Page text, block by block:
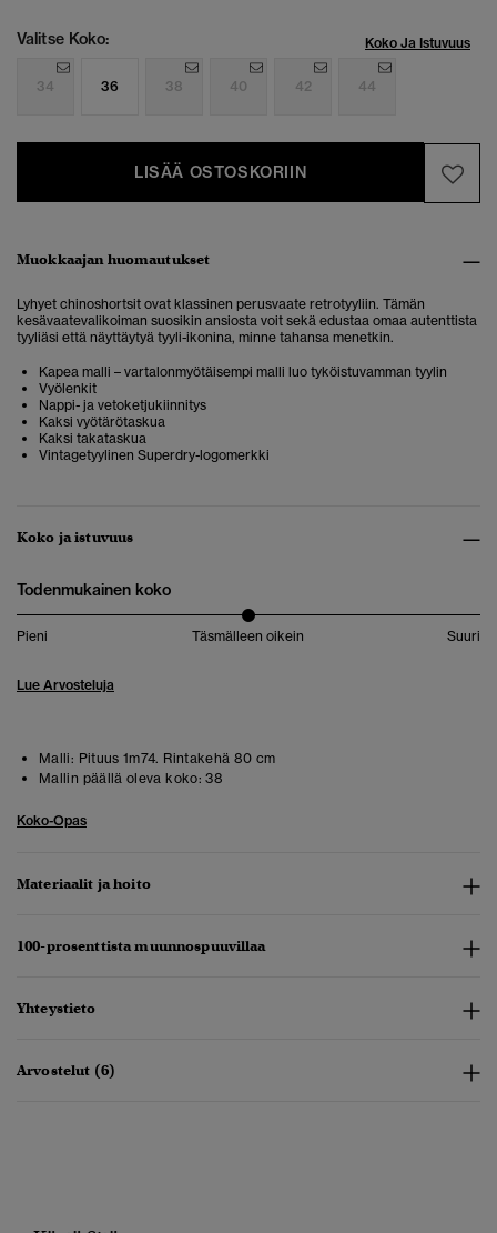
Valitse Koko: Koko Ja Istuvuus
34 36 38 40 42 44
LISÄÄ OSTOSKORIIN
Muokkaajan huomautukset
Lyhyet chinoshortsit ovat klassinen perusvaate retrotyyliin. Tämän
kesävaatevalikoiman suosikin ansiosta voit sekä edustaa omaa autenttista
tyyliäsi että näyttäytyä tyyli-ikonina, minne tahansa menetkin.
Kapea malli – vartalonmyötäisempi malli luo tyköistuvamman tyylin
Vyölenkit
Nappi- ja vetoketjukiinnitys
Kaksi vyötärötaskua
Kaksi takataskua
Vintagetyylinen Superdry-logomerkki
Koko ja istuvuus
Todenmukainen koko
Pieni Täsmälleen oikein Suuri
Lue Arvosteluja
Malli: Pituus 1m74. Rintakehä 80 cm
Mallin päällä oleva koko: 38
Koko-Opas
Materiaalit ja hoito
100-prosenttista muunnospuuvillaa
Yhteystieto
Arvostelut (6)